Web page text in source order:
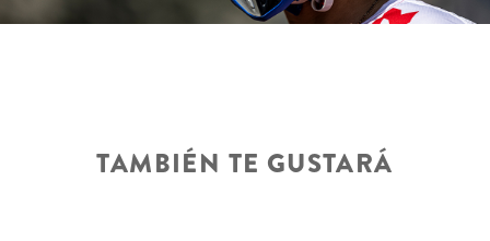
TAMBIÉN TE GUSTARÁ